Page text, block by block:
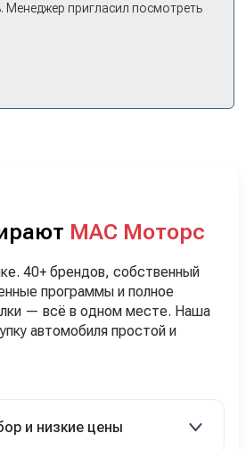
Менеджер пригласил посмотреть
пришли в салон - и в тот
Неожиданно, но довольны! Все
своего дела!
МАС Моторс
40+ брендов, собственный
программы и полное
— всё в одном месте. Наша
автомобиля простой и
и низкие цены